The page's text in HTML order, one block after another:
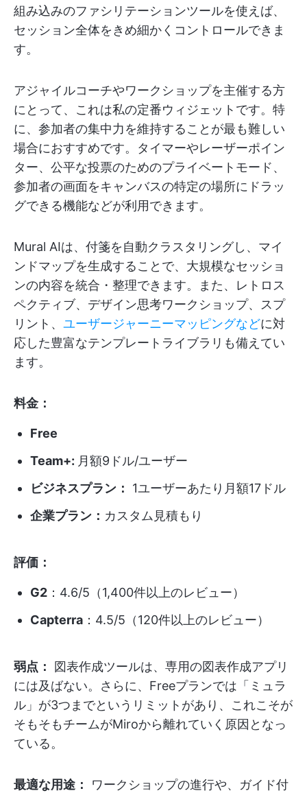
組み込みのファシリテーションツールを使えば、
セッション全体をきめ細かくコントロールできま
す。
アジャイルコーチやワークショップを主催する方
にとって、これは私の定番ウィジェットです。特
に、参加者の集中力を維持することが最も難しい
場合におすすめです。タイマーやレーザーポイン
ター、公平な投票のためのプライベートモード、
参加者の画面をキャンバスの特定の場所にドラッ
グできる機能などが利用できます。
Mural AIは、付箋を自動クラスタリングし、マイ
ンドマップを生成することで、大規模なセッショ
ンの内容を統合・整理できます。また、レトロス
ペクティブ、デザイン思考ワークショップ、スプ
リント、 ユーザージャーニーマッピングなどに対
応した豊富なテンプレートライブラリも備えてい
ます。
料金：
Free
Team+: 月額9ドル/ユーザー
ビジネスプラン：
1ユーザーあたり月額17ドル
企業プラン： カスタム見積もり
評価：
G2 ：4.6/5（1,400件以上のレビュー）
Capterra ：4.5/5（120件以上のレビュー）
弱点：
図表作成ツールは、専用の図表作成アプリ
には及ばない。さらに、Freeプランでは「ミュラ
ル」が3つまでというリミットがあり、これこそが
そもそもチームがMiroから離れていく原因となっ
ている。
最適な用途：
ワークショップの進行や、ガイド付